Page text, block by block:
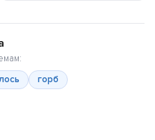
лось горб